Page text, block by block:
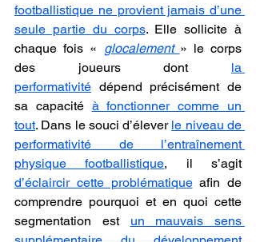
footballistique ne provient jamais d’une
seule partie du corps. Elle sollicite à
chaque fois « glocalement » le corps
des joueurs dont la
performativité dépend précisément de
sa capacité à fonctionner comme un
tout. Dans le souci d’élever le niveau de
performativité de l’entraînement
physique footballistique
, il s’agit
d’éclaircir cette problématique afin de
comprendre pourquoi et en quoi cette
segmentation est un mauvais sens